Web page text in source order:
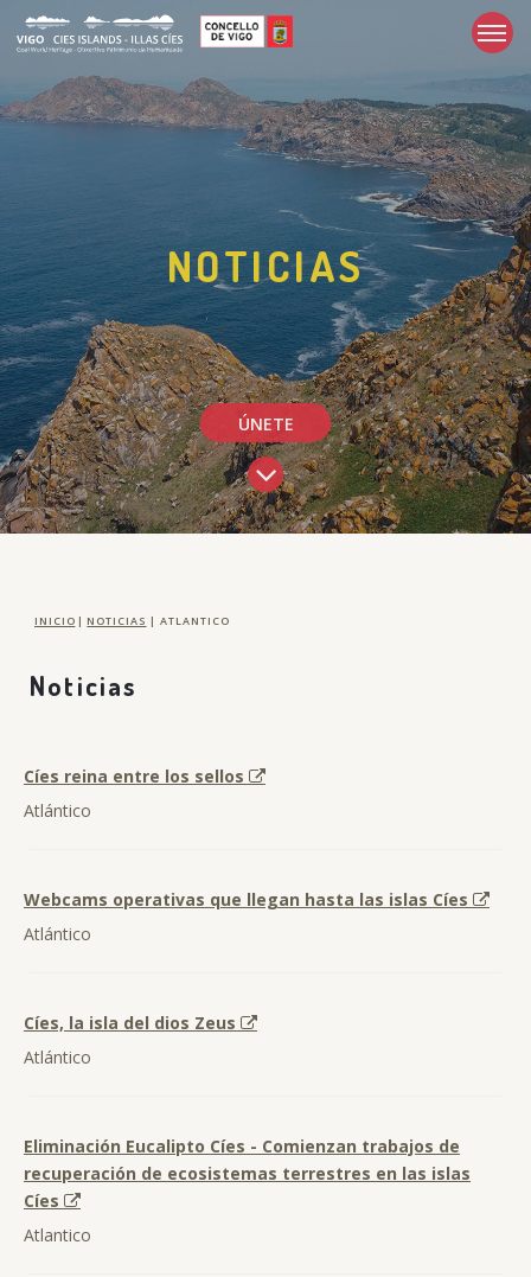
NOTICIAS
ÚNETE
INICIO | NOTICIAS | ATLANTICO
Noticias
Cíes reina entre los sellos
Atlántico
Webcams operativas que llegan hasta las islas Cíes
Atlántico
Cíes, la isla del dios Zeus
Atlántico
Eliminación Eucalipto Cíes - Comienzan trabajos de
recuperación de ecosistemas terrestres en las islas
Cíes
Atlantico